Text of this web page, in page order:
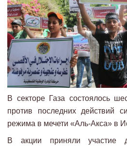
В секторе Газа состоялось
против последних действий
режима в мечети «Аль-Акса» в
В акции приняли участие